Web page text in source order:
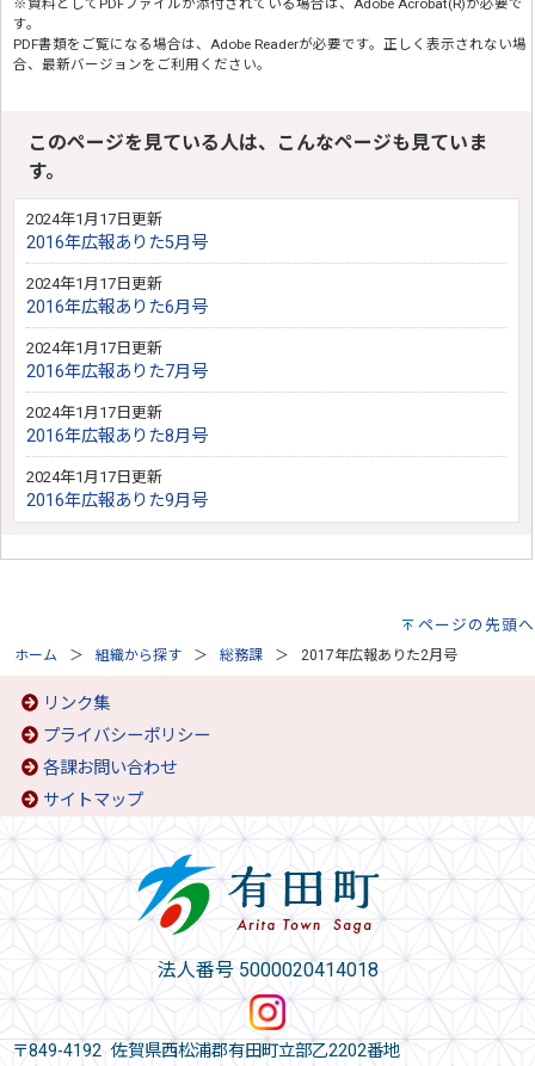
※資料としてPDFファイルが添付されている場合は、 Adobe Acrobat(R)が必要で
す。
PDF書類をご覧になる場合は、 Adobe Readerが必要です。正しく表示されない場
合、最新バージョンをご利用ください。
このページを見ている人は、こんなページも見ていま
す。
2024年1月17日更新
2016年広報ありた5月号
2024年1月17日更新
2016年広報ありた6月号
2024年1月17日更新
2016年広報ありた7月号
2024年1月17日更新
2016年広報ありた8月号
2024年1月17日更新
2016年広報ありた9月号
ページの先頭へ
ホーム 組織から探す 総務課 2017年広報ありた2月号
リンク集
プライバシーポリシー
各課お問い合わせ
サイトマップ
法人番号 5000020414018
〒849-4192 佐賀県西松浦郡有田町立部乙2202番地